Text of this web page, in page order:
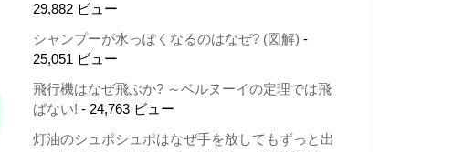
29,882 ビュー
シャンプーが水っぽくなるのはなぜ? (図解) -
25,051 ビュー
飛行機はなぜ飛ぶか? ～ベルヌーイの定理では飛
ばない! - 24,763 ビュー
灯油のシュポシュポはなぜ手を放してもずっと出